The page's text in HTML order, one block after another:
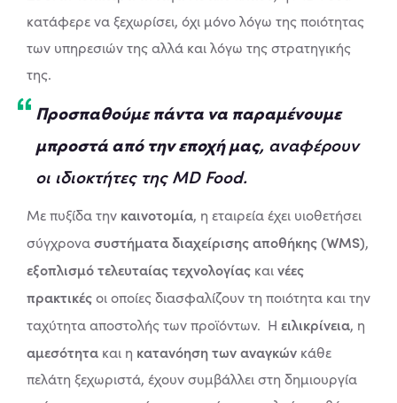
κατάφερε να ξεχωρίσει, όχι μόνο λόγω της ποιότητας
των υπηρεσιών της αλλά και λόγω της στρατηγικής
της.
Προσπαθούμε πάντα να παραμένουμε
μπροστά από την εποχή μας, αναφέρουν
οι ιδιοκτήτες της MD Food.
Με πυξίδα την καινοτομία, η εταιρεία έχει υιοθετήσει
σύγχρονασυστήματα διαχείρισης αποθήκης (WMS),
εξοπλισμό τελευταίας τεχνολογίας καινέες
πρακτικέςοι οποίες διασφαλίζουν τη ποιότητα και την
ταχύτητα αποστολής των προϊόντων. Η ειλικρίνεια, η
αμεσότητα και η κατανόηση των αναγκών κάθε
πελάτη ξεχωριστά, έχουν συμβάλλει στη δημιουργία